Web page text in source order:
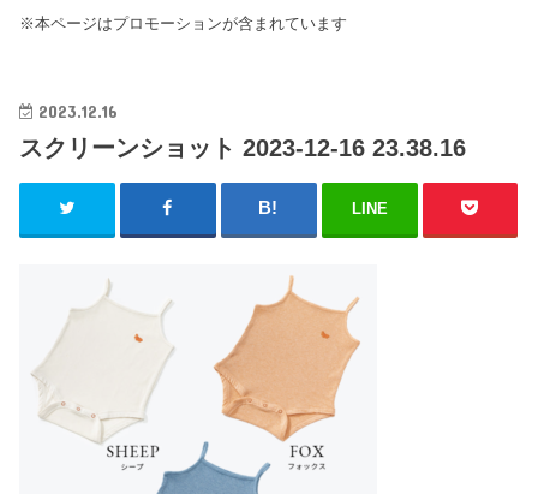
※本ページはプロモーションが含まれています
2023.12.16
スクリーンショット 2023-12-16 23.38.16
LINE